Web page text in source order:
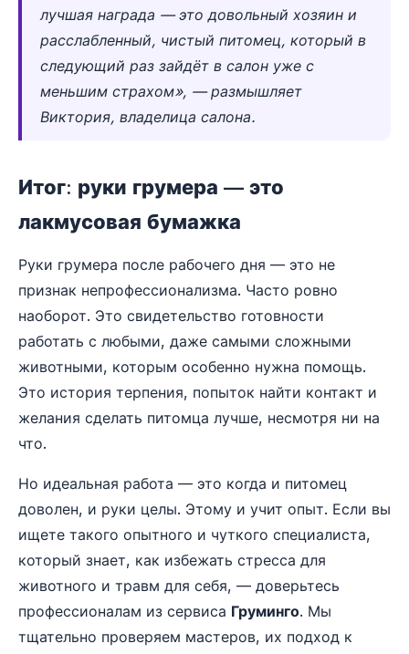
лучшая награда — это довольный хозяин и
расслабленный, чистый питомец, который в
следующий раз зайдёт в салон уже с
меньшим страхом», — размышляет
Виктория, владелица салона.
Итог: руки грумера — это
лакмусовая бумажка
Руки грумера после рабочего дня — это не
признак непрофессионализма. Часто ровно
наоборот. Это свидетельство готовности
работать с любыми, даже самыми сложными
животными, которым особенно нужна помощь.
Это история терпения, попыток найти контакт и
желания сделать питомца лучше, несмотря ни на
что.
Но идеальная работа — это когда и питомец
доволен, и руки целы. Этому и учит опыт. Если вы
ищете такого опытного и чуткого специалиста,
который знает, как избежать стресса для
животного и травм для себя, — доверьтесь
профессионалам из сервиса Груминго. Мы
тщательно проверяем мастеров, их подход к